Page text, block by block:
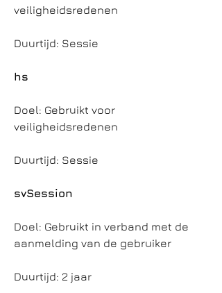
veiligheidsredenen
Duurtijd: Sessie
hs
Doel: Gebruikt voor
veiligheidsredenen
Duurtijd: Sessie
svSession
Doel: Gebruikt in verband met de
aanmelding van de gebruiker
Duurtijd: 2 jaar